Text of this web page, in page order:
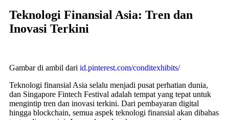
Teknologi Finansial Asia: Tren dan
Inovasi Terkini
Gambar di ambil dari id.pinterest.com/conditexhibits/
Teknologi finansial Asia selalu menjadi pusat perhatian dunia,
dan Singapore Fintech Festival adalah tempat yang tepat untuk
mengintip tren dan inovasi terkini. Dari pembayaran digital
hingga blockchain, semua aspek teknologi finansial akan dibahas